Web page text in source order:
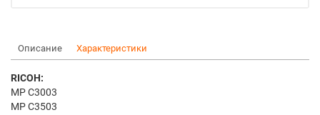
Описание Характеристики
RICOH:
MP C3003
MP C3503